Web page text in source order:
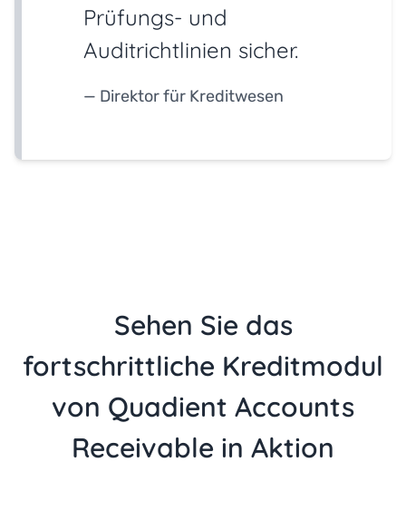
Prüfungs- und
Auditrichtlinien sicher.
— Direktor für Kreditwesen
Sehen Sie das
fortschrittliche Kreditmodul
von Quadient Accounts
Receivable in Aktion